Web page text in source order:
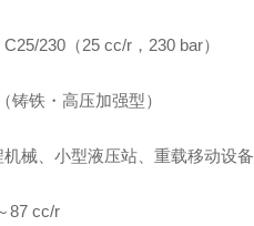
230（25 cc/r，230 bar）
铸铁・高压加强型）
机械、小型液压站、重载移动设备
87 cc/r